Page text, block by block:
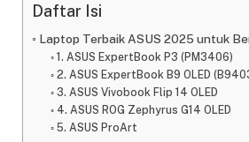
Daftar Isi
Laptop Terbaik ASUS 2025 untuk
1. ASUS ExpertBook P3 (PM3406)
2. ASUS ExpertBook B9 OLED
3. ASUS Vivobook Flip 14 OLED
4. ASUS ROG Zephyrus G14 OLED
5. ASUS ProArt